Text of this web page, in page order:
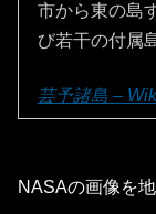
市から東の島
び若干の付属
芸予諸島 –
NASAの画像を